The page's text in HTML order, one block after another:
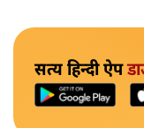
सत्य हिन्दी ऐप